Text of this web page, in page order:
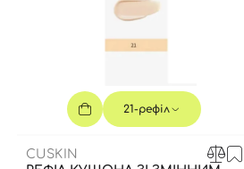
21-рефіл
CUSKIN
реєстрації ви
e-mail